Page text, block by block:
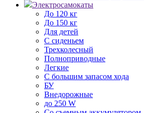
Электросамокаты
До 120 кг
До 150 кг
Для детей
С сиденьем
Трехколесный
Полноприводные
Легкие
С большим запасом хода
БУ
Внедорожные
до 250 W